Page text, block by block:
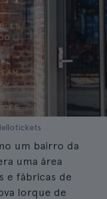
um bairro da
uma área
e fábricas de
Iorque de